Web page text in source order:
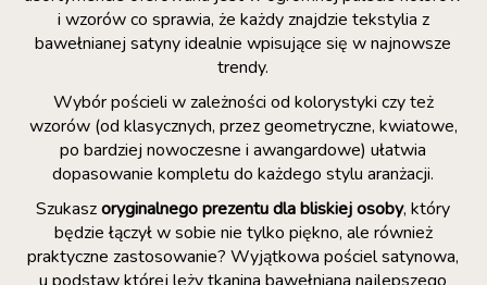
i wzorów co sprawia, że każdy znajdzie tekstylia z
bawełnianej satyny idealnie wpisujące się w najnowsze
trendy.
Wybór pościeli w zależności od kolorystyki czy też
wzorów (od klasycznych, przez geometryczne, kwiatowe,
po bardziej nowoczesne i awangardowe) ułatwia
dopasowanie kompletu do każdego stylu aranżacji.
Szukaszoryginalnego prezentu dla bliskiej osoby, który
będzie łączył w sobie nie tylko piękno, ale również
praktyczne zastosowanie? Wyjątkowa pościel satynowa,